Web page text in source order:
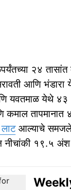
२४
आणि
यवतमाळ येथे ४३
कमाल
आल्याचे समजले
नीचांकी १९.५